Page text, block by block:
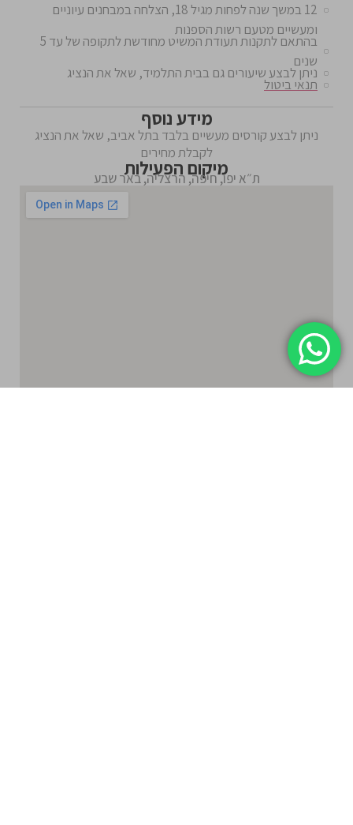
12 במשך שנה לפחות מגיל 18, הצלחה במבחנים עיוניים
ומעשיים מטעם רשות הספנות
בהתאם לתקנות תעודת המשיט מחודשת לתקופה של עד 5
שנים
ניתן לבצע שיעורים גם בבית התלמיד, שאל את הנציג
תנאי ביטול
מידע נוסף
ניתן לבצע קורסים מעשיים בלבד בתל אביב, שאל את הנציג
לקבלת מחירים
מיקום הפעילות
ת״א יפו, חיפה, הרצליה, באר שבע